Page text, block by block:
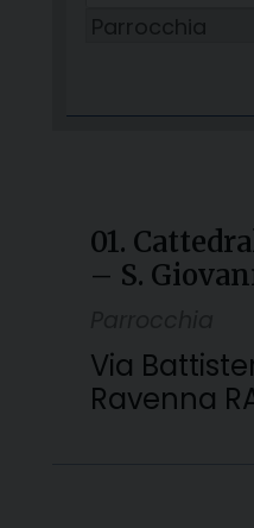
01.
– S.
Via
Ravenna